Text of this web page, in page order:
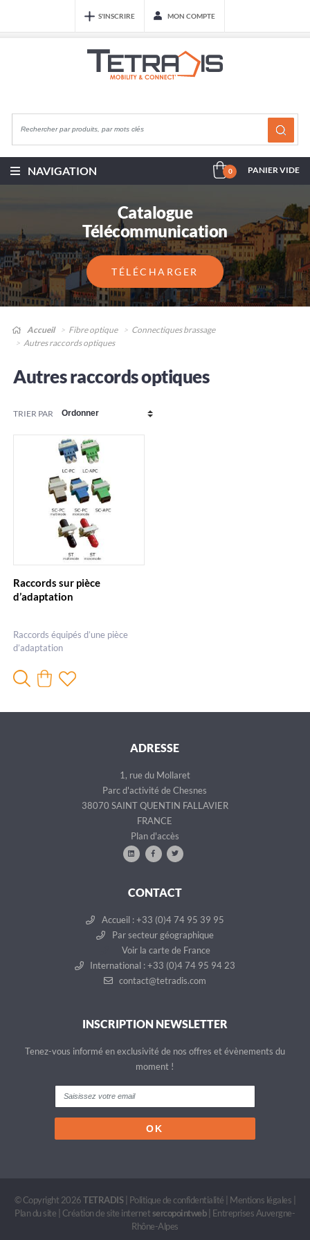
S'INSCRIRE MON COMPTE
NAVIGATION 0 PANIER VIDE
Catalogue
Télécommunication
TÉLÉCHARGER
Accueil Fibre optique
Connectiques brassage
Autres raccords optiques
Autres raccords optiques
TRIER PAR
Raccords sur pièce
d’adaptation
Raccords équipés d’une pièce
d’adaptation
ADRESSE
1, rue du Mollaret
Parc d'activité de Chesnes
38070 SAINT QUENTIN FALLAVIER
FRANCE
Plan d'accès
CONTACT
Accueil : +33 (0)4 74 95 39 95
Par secteur géographique
Voir la carte de France
International : +33 (0)4 74 95 94 23
contact@tetradis.com
INSCRIPTION NEWSLETTER
Tenez-vous informé en exclusivité de nos offres et évènements du
moment !
© Copyright 2026TETRADIS| Politique de confidentialité Mentions légales
Plan du site
Création de site internet sercopointweb| Entreprises Auvergne-
Rhône-Alpes